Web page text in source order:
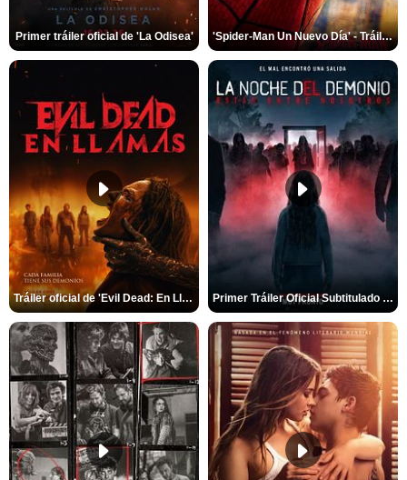
Primer tráiler oficial de 'La Odisea' 'Spider-Man Un Nuevo Día' - Tráiler oficial subtitulado
Tráiler oficial de 'Evil Dead: En Llamas' Primer Tráiler Oficial Subtitulado de 'La Noche Del Demonio: Están Entre Nosotros'